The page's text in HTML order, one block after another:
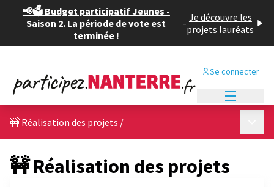
📢🗳️ Budget participatif Jeunes -
Saison 2. La période de vote est
terminée !
- Je découvre les
projets lauréats
Se connecter
🚧 Réalisation des projets /
🚧 Réalisation des projets